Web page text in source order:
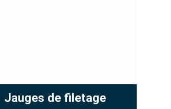
Jauges de filetage